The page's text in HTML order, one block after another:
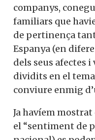
companys,
familiars que
de pertinença
Espanya (en
dels seus afectes
dividits en el tema
conviure enmig
Ja havíem
el “sentiment de